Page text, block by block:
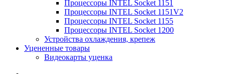
Процессоры INTEL Socket 1151
Процессоры INTEL Socket 1151V2
Процессоры INTEL Socket 1155
Процессоры INTEL Socket 1200
Устройства охлаждения, крепеж
Уцененные товары
Видеокарты уценка